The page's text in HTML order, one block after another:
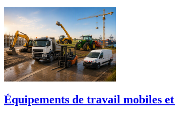
Équipements de travail mobiles